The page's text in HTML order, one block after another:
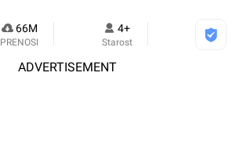
66M
PRENOSI
4+
Starost
ADVERTISEMENT